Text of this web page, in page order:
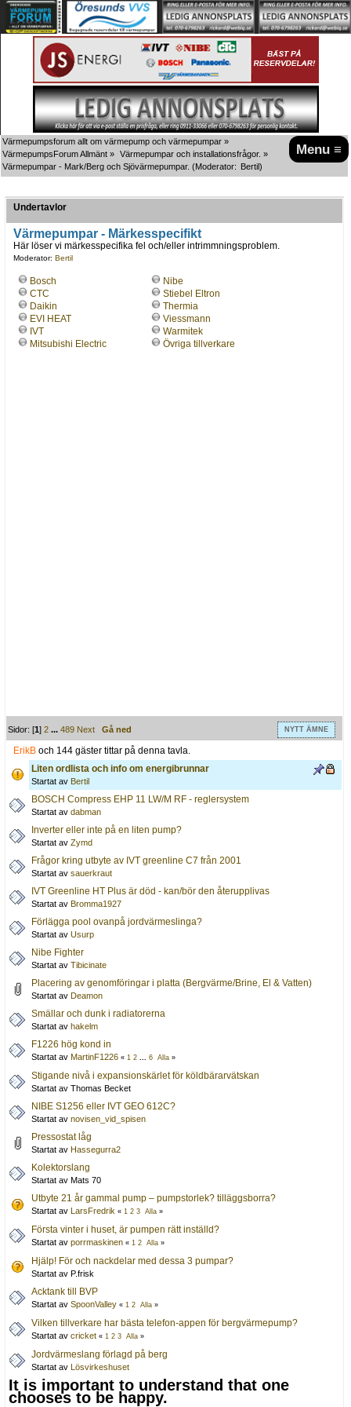
Menu ≡
Värmepumpsforum allt om värmepump och värmepumpar »
VärmepumpsForum Allmänt » Värmepumpar och installationsfrågor. »
Värmepumpar - Mark/Berg och Sjövärmepumpar. (Moderator: Bertil)
Undertavlor
Värmepumpar - Märkesspecifikt
Här löser vi märkesspecifika fel och/eller intrimmningsproblem.
Moderator: Bertil
Bosch
CTC
Daikin
EVI HEAT
IVT
Mitsubishi Electric
Nibe
Stiebel Eltron
Thermia
Viessmann
Warmitek
Övriga tillverkare
Sidor: [1]2 ...489 Next Gå ned NYTT ÄMNE
ErikBoch 144 gäster tittar på denna tavla.
Liten ordlista och info om energibrunnar
Startat av Bertil
BOSCH Compress EHP 11 LW/M RF - reglersystem
Startat av dabman
Inverter eller inte på en liten pump?
Startat av Zymd
Frågor kring utbyte av IVT greenline C7 från 2001
Startat av sauerkraut
IVT Greenline HT Plus är död - kan/bör den återupplivas
Startat av Bromma1927
Förlägga pool ovanpå jordvärmeslinga?
Startat av Usurp
Nibe Fighter
Startat av Tibicinate
Placering av genomföringar i platta (Bergvärme/Brine, El & Vatten)
Startat av Deamon
Smällar och dunk i radiatorerna
Startat av hakelm
F1226 hög kond in
Startat av MartinF1226 « 1 2 6 Alla »
Stigande nivå i expansionskärlet för köldbärarvätskan
Startat av Thomas Becket
NIBE S1256 eller IVT GEO 612C?
Startat av novisen_vid_spisen
Pressostat låg
Startat av Hassegurra2
Kolektorslang
Startat av Mats 70
Utbyte 21 år gammal pump – pumpstorlek? tilläggsborra?
Startat av LarsFredrik « 1 2 3 Alla »
Första vinter i huset, är pumpen rätt inställd?
Startat av porrmaskinen « 1 2 Alla »
Hjälp! För och nackdelar med dessa 3 pumpar?
Startat av P.frisk
Acktank till BVP
Startat av SpoonValley « 1 2 Alla »
Vilken tillverkare har bästa telefon-appen för bergvärmepump?
Startat av cricket « 1 2 3 Alla »
Jordvärmeslang förlagd på berg
Startat av Lösvirkeshuset
It is important to understand that one
chooses to be happy.